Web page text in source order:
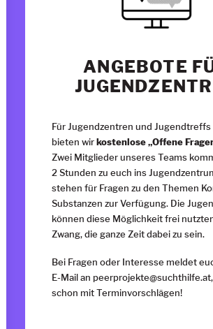
ANGEBOTE
Für Jugendzentren und Jugendtreffs
bieten wirkostenlose „Offene
Zwei Mitglieder unseres Teams
2 Stunden zu euch ins
stehen für Fragen zu den Themen
Substanzen zur Verfügung. Die
können diese Möglichkeit frei
Zwang, die ganze Zeit dabei zu sein.
Bei Fragen oder Interesse meldet
E-Mail an peerprojekte@suchthilfe.at
schon mit Terminvorschlägen!